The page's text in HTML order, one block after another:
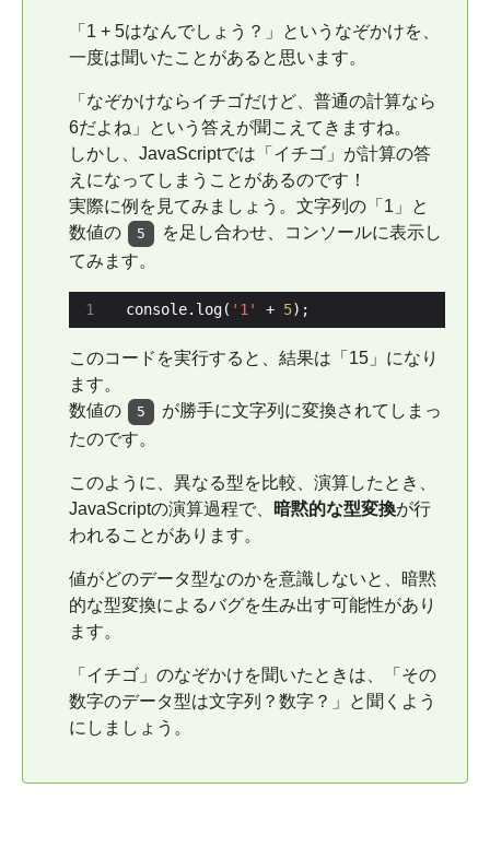
「1 + 5はなんでしょう？」というなぞかけを、
一度は聞いたことがあると思います。
「なぞかけならイチゴだけど、普通の計算なら
6だよね」という答えが聞こえてきますね。
しかし、JavaScriptでは「イチゴ」が計算の答
えになってしまうことがあるのです！
実際に例を見てみましょう。文字列の「1」と
数値の
5
を足し合わせ、コンソールに表示し
てみます。
console.log( '1' + 5);
このコードを実行すると、結果は「15」になり
ます。
数値の
5
が勝手に文字列に変換されてしまっ
たのです。
このように、異なる型を比較、演算したとき、
JavaScriptの演算過程で、
暗黙的な型変換が行
われることがあります。
値がどのデータ型なのかを意識しないと、暗黙
的な型変換によるバグを生み出す可能性があり
ます。
「イチゴ」のなぞかけを聞いたときは、「その
数字のデータ型は文字列？数字？」と聞くよう
にしましょう。